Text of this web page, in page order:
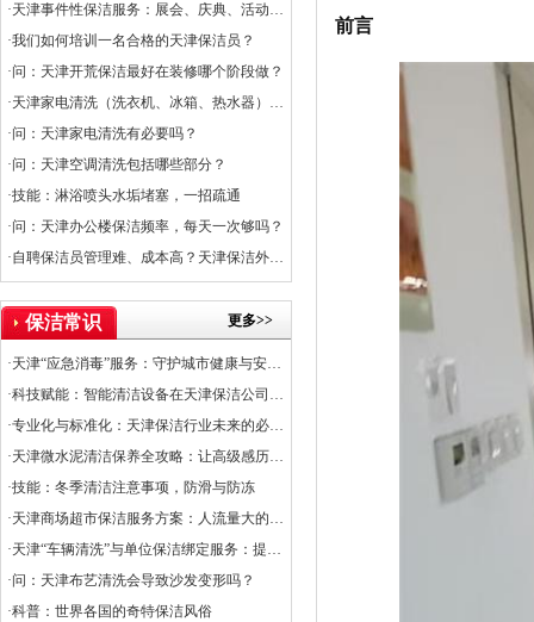
·天津事件性保洁服务：展会、庆典、活动的专业保障
·我们如何培训一名合格的天津保洁员？
·问：天津开荒保洁最好在装修哪个阶段做？
·天津家电清洗（洗衣机、冰箱、热水器）服务上线
·问：天津家电清洗有必要吗？
·问：天津空调清洗包括哪些部分？
·技能：淋浴喷头水垢堵塞，一招疏通
·问：天津办公楼保洁频率，每天一次够吗？
·自聘保洁员管理难、成本高？天津保洁外包是出路
保洁常识 更多>>
·天津“应急消毒”服务：守护城市健康与安全的关键防线
·科技赋能：智能清洁设备在天津保洁公司的应用普及率
·专业化与标准化：天津保洁行业未来的必经之路
·天津微水泥清洁保养全攻略：让高级感历久弥新
·技能：冬季清洁注意事项，防滑与防冻
·天津商场超市保洁服务方案：人流量大的清洁挑战
·天津“车辆清洗”与单位保洁绑定服务：提升企业形象与效率的创新选择
·问：天津布艺清洗会导致沙发变形吗？
·科普：世界各国的奇特保洁风俗
前言